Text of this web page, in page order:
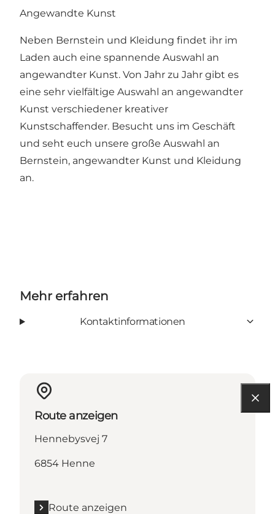
Angewandte Kunst
Neben Bernstein und Kleidung findet ihr im
Laden auch eine spannende Auswahl an
angewandter Kunst. Von Jahr zu Jahr gibt es
eine sehr vielfältige Auswahl an angewandter
Kunst verschiedener kreativer
Kunstschaffender. Besucht uns im Geschäft
und seht euch unsere große Auswahl an
Bernstein, angewandter Kunst und Kleidung
an.
Mehr erfahren
Kontaktinformationen
Route anzeigen
Hennebysvej 7
6854 Henne
Route anzeigen